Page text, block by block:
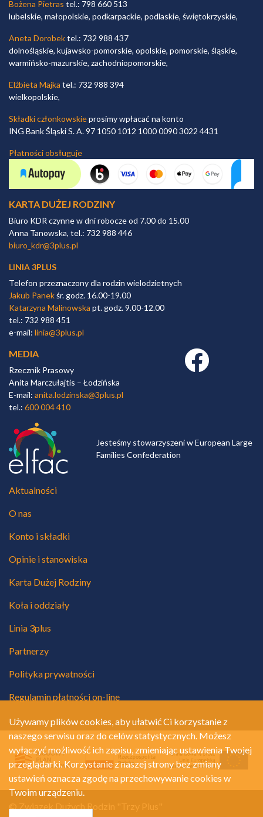
Bożena Pietras tel.: 798 660 513
lubelskie, małopolskie, podkarpackie, podlaskie, świętokrzyskie,
Aneta Dorobektel.: 732 988 437
dolnośląskie, kujawsko-pomorskie, opolskie, pomorskie, śląskie,
warmińsko-mazurskie, zachodniopomorskie,
Elżbieta Majka tel.: 732 988 394
wielkopolskie,
Składki członkowskieprosimy wpłacać na konto
ING Bank Śląski S. A. 97 1050 1012 1000 0090 3022 4431
Płatności obsługuje
KARTA DUŻEJ RODZINY
Biuro KDR czynne w dni robocze od 7.00 do 15.00
Anna Tanowska, tel.: 732 988 446
biuro_kdr@3plus.pl
LINIA 3PLUS
Telefon przeznaczony dla rodzin wielodzietnych
Jakub Panekśr. godz. 16.00-19.00
Katarzyna Malinowska pt. godz. 9.00-12.00
tel.: 732 988 451
e-mail: linia@3plus.pl
MEDIA
Rzecznik Prasowy
Anita Marczułajtis – Łodzińska
E-mail: anita.lodzinska@3plus.pl
tel.: 600 004 410
Facebook link
Jesteśmy stowarzyszeni w European Large
Families Confederation
Aktualności
O nas
Konto i składki
Opinie i stanowiska
Karta Dużej Rodziny
Koła i oddziały
Linia 3plus
Partnerzy
Polityka prywatności
Regulamin płatności on-line
© Związek Dużych Rodzin "Trzy Plus"
Używamy plików cookies, aby ułatwić Ci korzystanie z
naszego serwisu oraz do celów statystycznych. Możesz
wyłączyć możliwość ich zapisu, zmieniając ustawienia Twojej
przeglądarki. Korzystanie z naszej strony bez zmiany
ustawień oznacza zgodę na przechowywanie cookies w
Twoim urządzeniu.